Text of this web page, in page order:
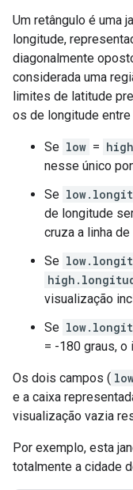
Um retângulo é uma
longitude,
diagonalmente
considerada uma
limites de latitude
os de longitude
Se low = high
nesse único
Se
de longitude
cruza a linha
Se
visualização
Se
= -180 graus, o
Os dois campos (
e a caixa
visualização vazia
Por exemplo, esta
totalmente a cidade